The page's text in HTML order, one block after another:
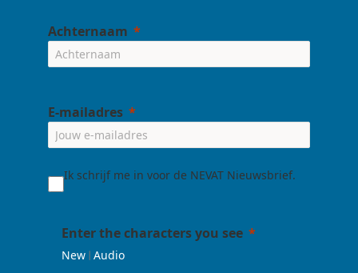
Achternaam
E-mailadres
Ik schrijf me in voor de NEVAT Nieuwsbrief.
Enter the characters you see
New | Audio